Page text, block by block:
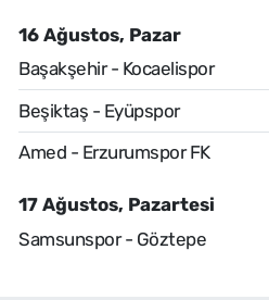
16 Ağustos, Pazar
Başakşehir - Kocaelispor
Beşiktaş - Eyüpspor
Amed - Erzurumspor FK
17 Ağustos, Pazartesi
Samsunspor - Göztepe